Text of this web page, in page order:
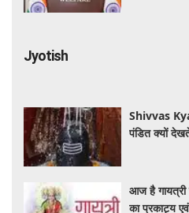
Jyotish
Shivvas
पंडित क्यों
आज है गायत्री
का प्रकाट्य